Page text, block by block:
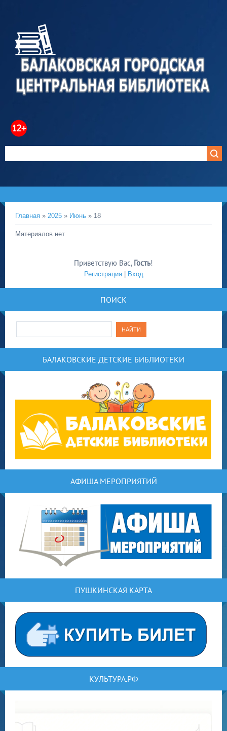
Главная » 2025 » Июнь » 18
Материалов нет
Приветствую Вас, Гость!
Регистрация| Вход
ПОИСК
БАЛАКОВСКИЕ ДЕТСКИЕ БИБЛИОТЕКИ
АФИША МЕРОПРИЯТИЙ
ПУШКИНСКАЯ КАРТА
КУЛЬТУРА.РФ